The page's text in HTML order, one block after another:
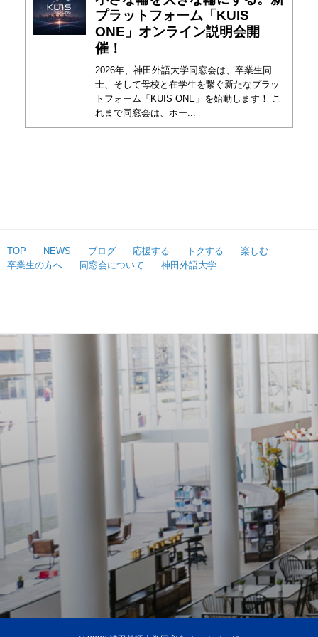
プラットフォーム「KUIS
ONE」オンライン説明会開
催！
2026年、神田外語大学同窓会は、卒業生同
士、そして母校と在学生を繋ぐ新たなプラッ
トフォーム「KUIS ONE」を始動します！ こ
れまで同窓会は、ホー...
TOP NEWS ブログ 応援する トクする
楽しむ
卒業生の方へ
同窓会について 神田外語大学